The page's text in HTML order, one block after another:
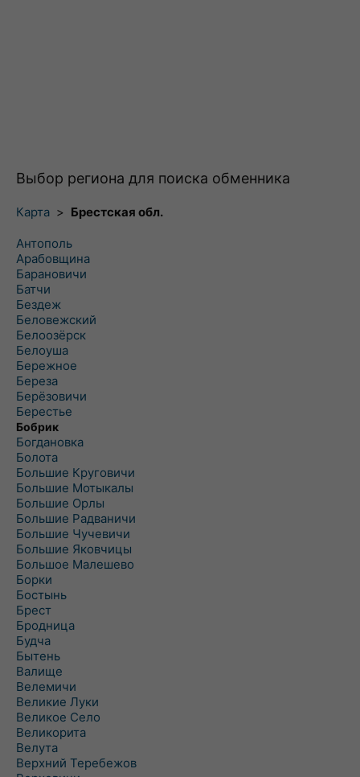
Выбор региона для поиска обменника
Карта > Брестская обл.
Антополь
Арабовщина
Барановичи
Батчи
Бездеж
Беловежский
Белоозёрск
Белоуша
Бережное
Береза
Берёзовичи
Берестье
Бобрик
Богдановка
Болота
Большие Круговичи
Большие Мотыкалы
Большие Орлы
Большие Радваничи
Большие Чучевичи
Большие Яковчицы
Большое Малешево
Борки
Бостынь
Брест
Бродница
Будча
Бытень
Валище
Велемичи
Великие Луки
Великое Село
Великорита
Велута
Верхний Теребежов